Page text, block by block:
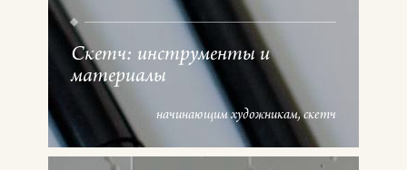
Скетч: инструменты и
материалы
начинающим художникам скетч